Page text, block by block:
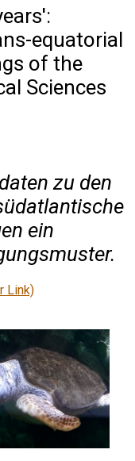
equatorial
of the
Sciences
zu den
ein
Link)